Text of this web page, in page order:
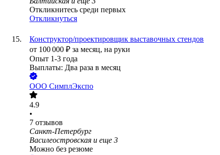
Откликнитесь среди первых
Откликнуться
Конструктор/проектировщик выставочных стендов
от 100 000 ₽ за месяц, на руки
Опыт 1-3 года
Выплаты: Два раза в месяц
ООО СимплЭкспо
4.9
•
7 отзывов
Санкт-Петербург
Василеостровская и еще 3
Можно без резюме